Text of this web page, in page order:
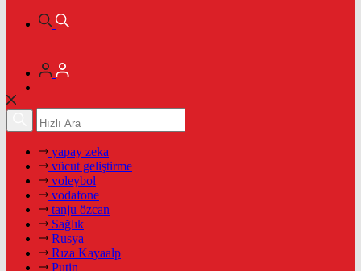
yapay zeka
vücut geliştirme
voleybol
vodafone
tanju özcan
Sağlık
Rusya
Rıza Kayaalp
Putin